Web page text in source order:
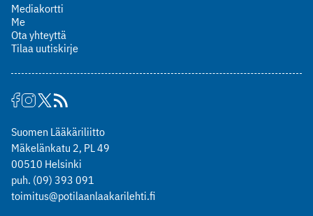
Mediakortti
Me
Ota yhteyttä
Tilaa uutiskirje
Suomen Lääkäriliitto
Mäkelänkatu 2, PL 49
00510 Helsinki
puh. (09) 393 091
toimitus@potilaanlaakarilehti.fi